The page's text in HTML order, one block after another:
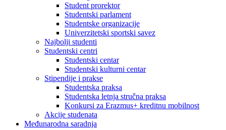
Student prorektor
Studentski parlament
Studentske organizacije
Univerzitetski sportski savez
Najbolji studenti
Studentski centri
Studentski centar
Studentski kulturni centar
Stipendije i prakse
Studentska praksa
Studentska letnja stručna praksa
Konkursi za Erazmus+ kreditnu mobilnost
Akcije studenata
Međunarodna saradnja